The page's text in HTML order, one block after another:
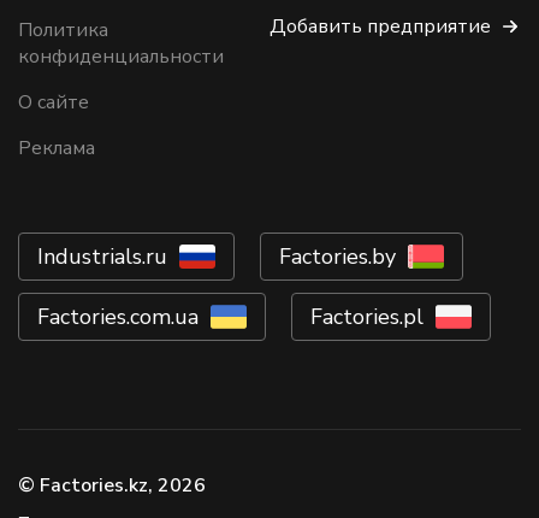
Политика
конфиденциальности
О сайте
Реклама
Добавить предприятие
Industrials.ru Factories.by
Factories.com.ua Factories.pl
© Factories.kz, 2026